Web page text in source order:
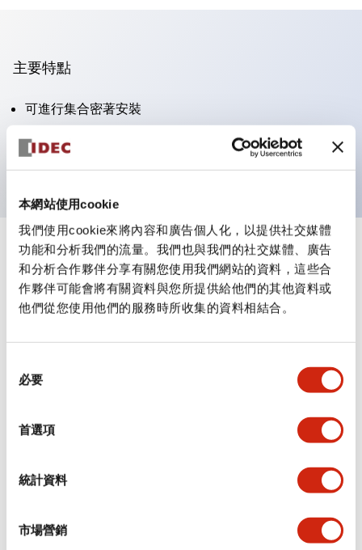
本網站使用cookie
我們使用cookie來將內容和廣告個人化，以提供社交媒體
功能和分析我們的流量。我們也與我們的社交媒體、廣告
和分析合作夥伴分享有關您使用我們網站的資料，這些合
作夥伴可能會將有關資料與您所提供給他們的其他資料或
他們從您使用他們的服務時所收集的資料相結合。
必要
首選項
統計資料
市場營銷
主要特點
可進行集合密著安裝
附鎖選擇開關採用高安全性的彈子鎖結構
防護結構為IP65（IEC60529）
規格 顯示全部
審美規範
環境規範
功能規格